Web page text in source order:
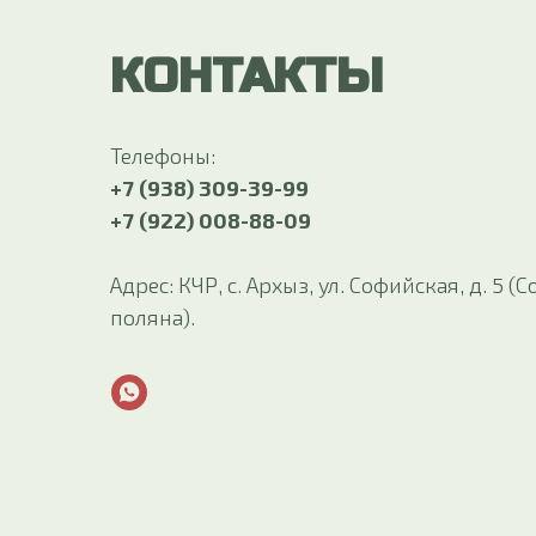
КОНТАКТЫ
Телефоны:
+7 (938) 309-39-99
+7 (922) 008-88-09
Адрес: КЧР, с. Архыз, ул. Софийская, д. 5
поляна).